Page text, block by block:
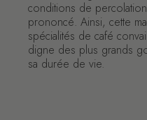
conditions de
prononcé. Ainsi, cette
spécialités de café
digne des plus grands
sa durée de vie.